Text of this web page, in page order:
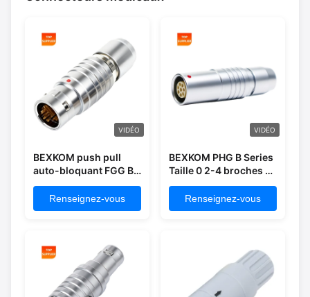
VIDÉO
BEXKOM push pull
auto-bloquant FGG B
Series Taille 1 2-16
broches laiton chromé
coque plaqué or
mâle étanche IP50
Renseignez-vous
VIDÉO
BEXKOM PHG B Series
Taille 0 2-4 broches en
laiton chromé coque
contact plaqué or
isolant PPS/PEEK IP50
Renseignez-vous